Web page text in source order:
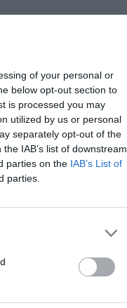
of your personal or
below opt-out section to
is processed you may
utilized by us or personal
separately opt-out of the
IAB’s list of downstream
parties on the IAB’s List of
parties.